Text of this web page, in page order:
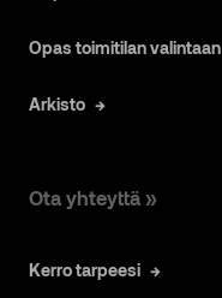
Opas toimitilan valintaan
Arkisto
Ota yhteyttä »
Kerro tarpeesi